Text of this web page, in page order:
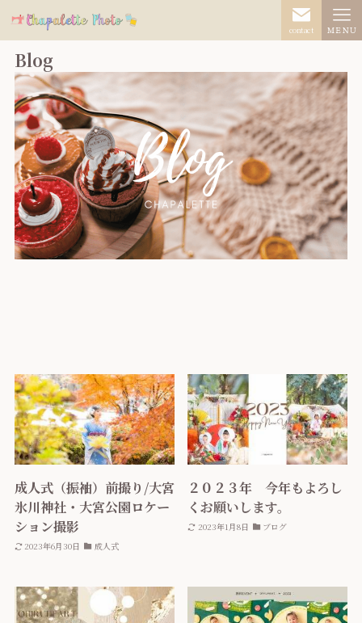
contact ＭＥＮＵ
Blog
成人式（振袖）前撮り/大宮
氷川神社・大宮公園ロケー
ション撮影
2023年6月30日 成人式
２０２３年 今年もよろし
くお願いします。
2023年1月8日 ブログ